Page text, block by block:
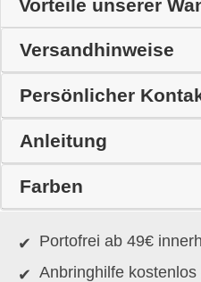
Vorteile unserer
Versandhinweise
Persönlicher
Anleitung
Farben
Portofrei ab 49€
Anbringhilfe kostenlos